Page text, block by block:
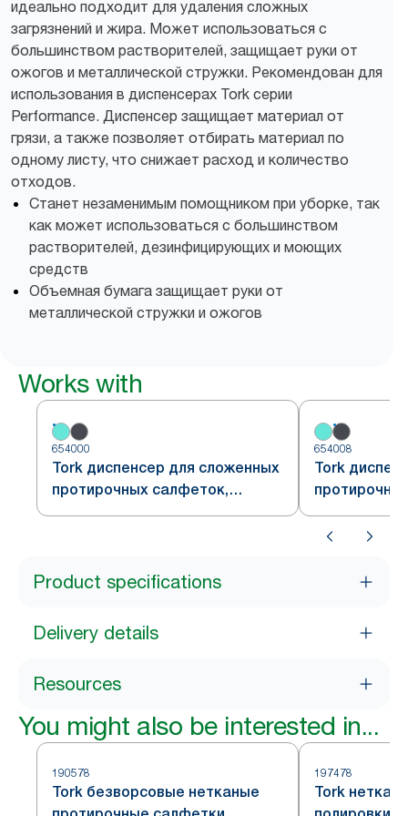
идеально подходит для удаления сложных
загрязнений и жира. Может использоваться с
большинством растворителей, защищает руки от
ожогов и металлической стружки. Рекомендован для
использования в диспенсерах Tork серии
Performance. Диспенсер защищает материал от
грязи, а также позволяет отбирать материал по
одному листу, что снижает расход и количество
отходов.
Станет незаменимым помощником при уборке, так
как может использоваться с большинством
растворителей, дезинфицирующих и моющих
средств
Объемная бумага защищает руки от
металлической стружки и ожогов
Works with
654000
Tork диспенсер для сложенных
протирочных салфеток,
настенный, сочетание белого и
654008
Tork
настенный,
красного и
Product specifications
Delivery details
Resources
You might also be interested in...
190578
Tork безворсовые нетканые
197478
Tork